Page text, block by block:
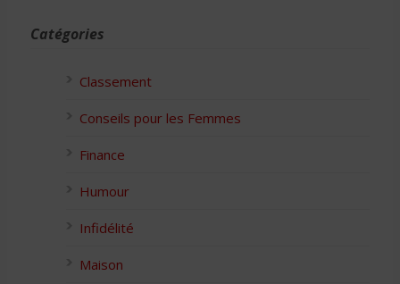
Catégories
Classement
Conseils pour les Femmes
Finance
Humour
Infidélité
Maison